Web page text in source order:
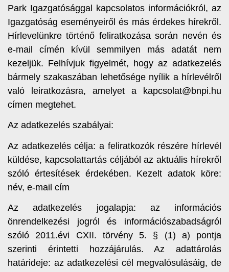
Park Igazgatósággal kapcsolatos információkról, az
Igazgatóság eseményeiről és más érdekes hírekről.
Hírlevelünkre történő feliratkozása során nevén és
e-mail címén kívül semmilyen más adatát nem
kezeljük. Felhívjuk figyelmét, hogy az adatkezelés
bármely szakaszában lehetősége nyílik a hírlevélről
való leiratkozásra, amelyet a kapcsolat@bnpi.hu
címen megtehet.
Az adatkezelés szabályai:
Az adatkezelés célja: a feliratkozók részére hírlevél
küldése, kapcsolattartás céljából az aktuális hírekről
szóló értesítések érdekében. Kezelt adatok köre:
név, e-mail cím
Az adatkezelés jogalapja: az információs
önrendelkezési jogról és információszabadságról
szóló 2011.évi CXII. törvény 5. § (1) a) pontja
szerinti érintetti hozzájárulás. Az adattárolás
határideje: az adatkezelési cél megvalósulásáig, de